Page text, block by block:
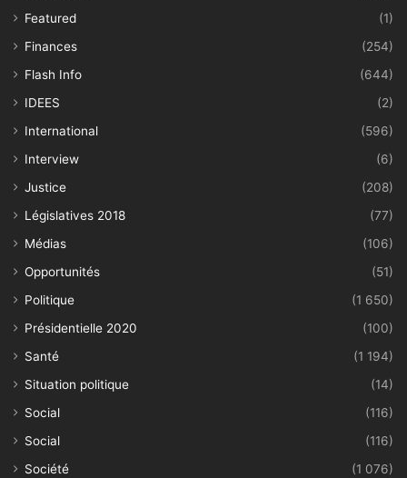
Featured
(1)
Finances
(254)
Flash Info
(644)
IDEES
(2)
International
(596)
Interview
(6)
Justice
(208)
Législatives 2018
(77)
Médias
(106)
Opportunités
(51)
Politique
(1 650)
Présidentielle 2020
(100)
Santé
(1 194)
Situation politique
(14)
Social
(116)
Social
(116)
Société
(1 076)